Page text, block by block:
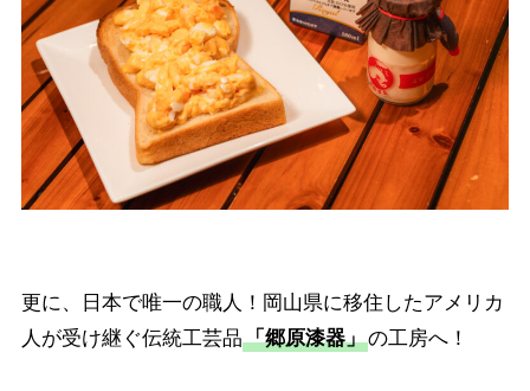
更に、日本で唯一の職人！岡山県に移住したアメリカ
人が受け継ぐ伝統工芸品「郷原漆器」の工房へ！